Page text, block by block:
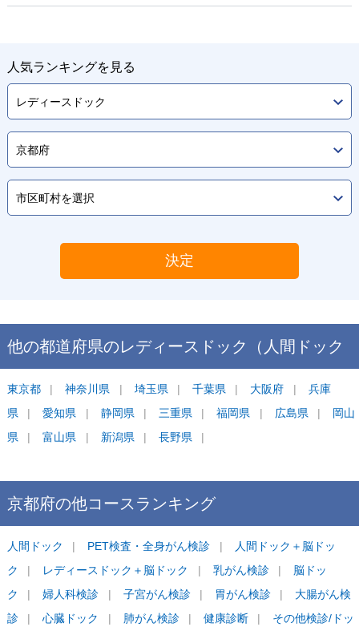
人気ランキングを見る
決定
他の都道府県のレディースドック（人間ドック
＋婦人科検診） ランキング
東京都 神奈川県 埼玉県 千葉県 大阪府
兵庫
県
愛知県 静岡県 三重県 福岡県 広島県
岡山
県
富山県 新潟県 長野県
京都府の他コースランキング
人間ドック PET検査・全身がん検診
人間ドック＋脳ドッ
ク
レディースドック＋脳ドック 乳がん検診
脳ドッ
ク
婦人科検診 子宮がん検診 胃がん検診
大腸がん検
診
心臓ドック 肺がん検診 健康診断
その他検診/ドッ